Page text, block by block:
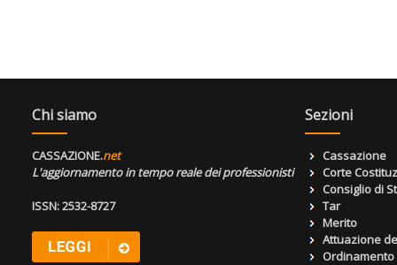
Chi siamo
CASSAZIONE.net
L'aggiornamento in tempo reale dei professionisti
ISSN: 2532-8727
Sezioni
Cassazione
Corte
Consiglio di
Tar
Merito
Attuazione